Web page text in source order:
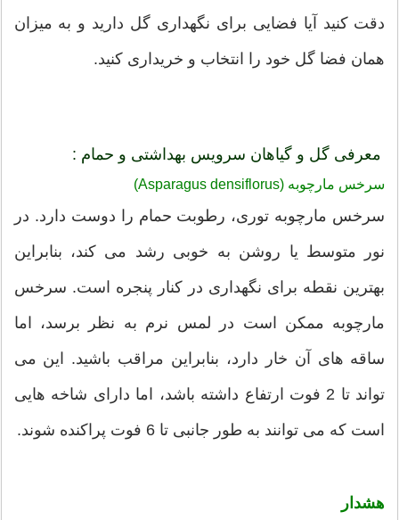
دقت کنید آیا فضایی برای نگهداری گل دارید و به میزان
همان فضا گل خود را انتخاب و خریداری کنید.
معرفی گل و گیاهان سرویس بهداشتی و حمام :
سرخس مارچوبه (Asparagus densiflorus)
سرخس مارچوبه توری، رطوبت حمام را دوست دارد. در
نور متوسط ​​یا روشن به خوبی رشد می کند، بنابراین
بهترین نقطه برای نگهداری در کنار پنجره است. سرخس
مارچوبه ممکن است در لمس نرم به نظر برسد، اما
ساقه های آن خار دارد، بنابراین مراقب باشید. این می
تواند تا 2 فوت ارتفاع داشته باشد، اما دارای شاخه هایی
است که می توانند به طور جانبی تا 6 فوت پراکنده شوند.
هشدار